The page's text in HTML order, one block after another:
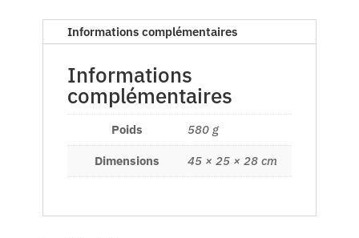
de
Ghana
Informations complémentaires
Informations
complémentaires
Poids 580 g
Dimensions 45 × 25 × 28 cm